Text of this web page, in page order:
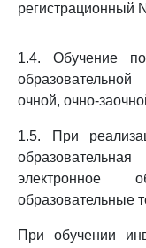
регистрационный
1.4. Обучение
очной, очно-
1.5. При
электронное
образовательные
При обучении